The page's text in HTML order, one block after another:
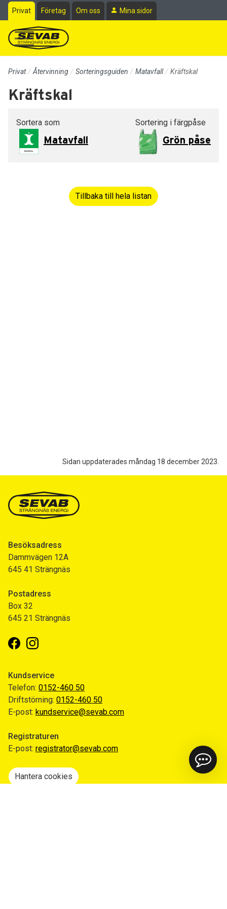
Till sidans huvudinnehåll
Privat Företag Om oss Mina sidor
Privat Återvinning Sorteringsguiden Matavfall Kräftskal
Kräftskal
Sortera som
Matavfall
Sortering i färgpåse
Grön påse
Tillbaka till hela listan
Sidan uppdaterades måndag 18 december 2023.
Besöksadress
Dammvägen 12A
645 41 Strängnäs
Postadress
Box 32
645 21 Strängnäs
FacebookInstagram
Kundservice
Telefon: 0152-460 50
Driftstörning: 0152-460 50
E-post: kundservice@sevab.com
Registraturen
E-post: registrator@sevab.com
Hantera cookies